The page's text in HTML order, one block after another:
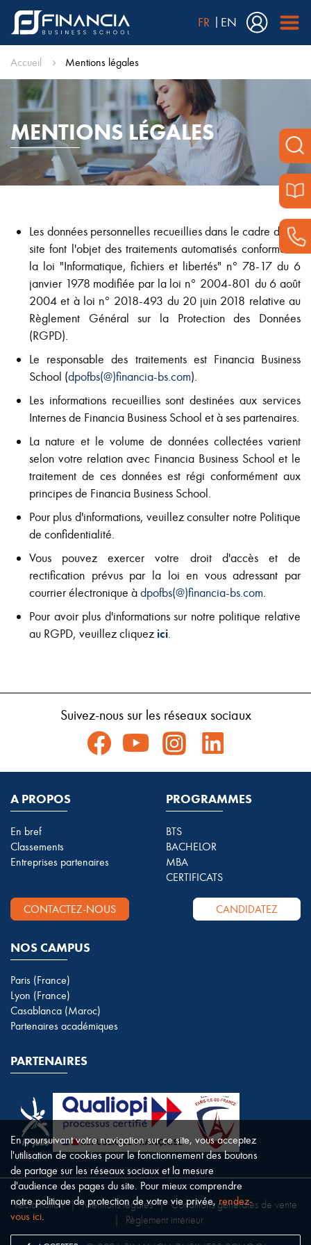
FR EN
Accueil Mentions légales
MENTIONS LÉGALES
Les données personnelles recueillies dans le cadre de ce
site font l'objet des traitements automatisés conformes à
la loi "Informatique, fichiers et libertés" n° 78-17 du 6
janvier 1978 modifiée par la loi n° 2004-801 du 6 août
2004 et à loi n° 2018-493 du 20 juin 2018 relative au
Règlement Général sur la Protection des Données
(RGPD).
Le responsable des traitements est Financia Business
School (dpofbs(@)financia-bs.com).
Les informations recueillies sont destinées aux services
Internes de Financia Business School et à ses partenaires.
La nature et le volume de données collectées varient
selon votre relation avec Financia Business School et le
traitement de ces données est régi conformément aux
principes de Financia Business School.
Pour plus d'informations, veuillez consulter notre Politique
de confidentialité.
Vous pouvez exercer votre droit d'accès et de
rectification prévus par la loi en vous adressant par
courrier électronique àdpofbs(@)financia-bs.com.
Pour avoir plus d'informations sur notre politique relative
au RGPD, veuillez cliquez ici.
Suivez-nous sur les réseaux sociaux
A PROPOS
En bref
Classements
Entreprises partenaires
PROGRAMMES
BTS
BACHELOR
MBA
CERTIFICATS
CONTACTEZ-NOUS CANDIDATEZ
NOS CAMPUS
Paris (France)
Lyon (France)
Casablanca (Maroc)
Partenaires académiques
PARTENAIRES
Réclamation | Mentions légales | Conditions générales de vente
Règlement intérieur
En poursuivant votre navigation sur ce site, vous acceptez
l'utilisation de cookies pour le fonctionnement des boutons
de partage sur les réseaux sociaux et la mesure
d'audience des pages du site. Pour mieux comprendre
notre politique de protection de votre vie privée,rendez-
vous ici.